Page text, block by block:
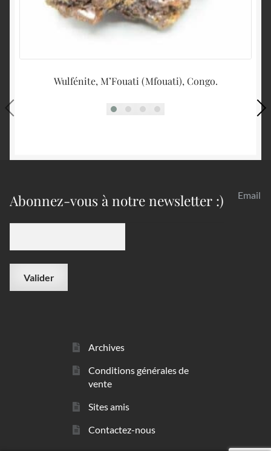
Wulfénite, M’Fouati (Mfouati), Congo.
Abonnez-vous à notre newsletter :) Email
Archives
Conditions générales de
vente
Sites amis
Contactez-nous